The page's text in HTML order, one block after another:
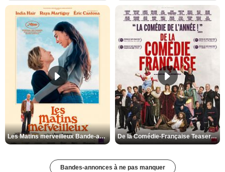
Les Matins merveilleux Bande-annonce VF De la Comédie-Française Teaser VF
Bandes-annonces à ne pas manquer